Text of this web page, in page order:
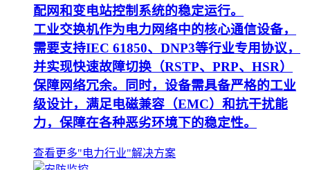
配网和变电站控制系统的稳定运行。
工业交换机作为电力网络中的核心通信设备，
需要支持IEC 61850、DNP3等行业专用协议，
并实现快速故障切换（RSTP、PRP、HSR）
保障网络冗余。同时，设备需具备严格的工业
级设计，满足电磁兼容（EMC）和抗干扰能
力，保障在各种恶劣环境下的稳定性。
查看更多"电力行业"解决方案